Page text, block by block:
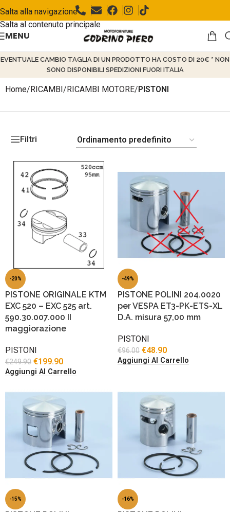
Salta alla navigazione
Salta al contenuto principale
MENU
EVENTUALE CAMBIO TAGLIA DI UN PRODOTTO HA COSTO DI 20€ * NON
SONO DISPONIBILI SPEDIZIONI FUORI ITALIA
Home/RICAMBI/RICAMBI MOTORE/PISTONI
Filtri
-20%
PISTONE ORIGINALE KTM
EXC 520 – EXC 525 art.
590.30.007.000 II
maggiorazione
PISTONI
€249.90 €199.90
Aggiungi Al Carrello
-49%
PISTONE POLINI 204.0020
per VESPA ET3-PK-ETS-XL
D.A. misura 57,00 mm
PISTONI
€96.00 €48.90
Aggiungi Al Carrello
-15% -16%